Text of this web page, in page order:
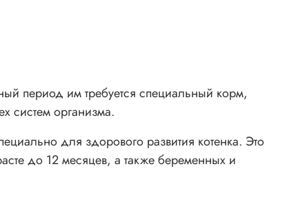
период им требуется специальный корм,
систем организма.
для здорового развития котенка. Это
до 12 месяцев, а также беременных и